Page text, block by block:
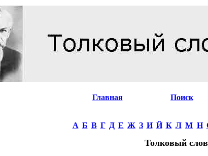
Главная Поиск
А Б В Г Д Е Ж З И Й К Л М Н
Толковый